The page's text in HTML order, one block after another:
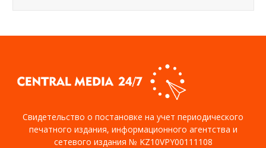
Свидетельство о постановке на учет периодического
печатного издания, информационного агентства и
сетевого издания № KZ10VPY00111108